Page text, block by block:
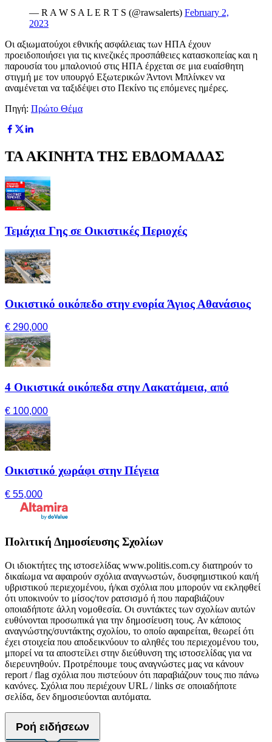
— R A W S A L E R T S (@rawsalerts) February 2,
2023
Οι αξιωματούχοι εθνικής ασφάλειας των ΗΠΑ έχουν
προειδοποιήσει για τις κινεζικές προσπάθειες κατασκοπείας και η
παρουσία του μπαλονιού στις ΗΠΑ έρχεται σε μια ευαίσθητη
στιγμή με τον υπουργό Εξωτερικών Άντονι Μπλίνκεν να
αναμένεται να ταξιδέψει στο Πεκίνο τις επόμενες ημέρες.
Πηγή: Πρώτο Θέμα
ΤΑ ΑΚΙΝΗΤΑ ΤΗΣ ΕΒΔΟΜΑΔΑΣ
Τεμάχια Γης σε Οικιστικές Περιοχές
Οικιστικό οικόπεδο στην ενορία Άγιος Αθανάσιος
€ 290,000
4 Οικιστικά οικόπεδα στην Λακατάμεια, από
€ 100,000
Οικιστικό χωράφι στην Πέγεια
€ 55,000
Πολιτική Δημοσίευσης Σχολίων
Οι ιδιοκτήτες της ιστοσελίδας www.politis.com.cy διατηρούν το
δικαίωμα να αφαιρούν σχόλια αναγνωστών, δυσφημιστικού και/ή
υβριστικού περιεχομένου, ή/και σχόλια που μπορούν να εκληφθεί
ότι υποκινούν το μίσος/τον ρατσισμό ή που παραβιάζουν
οποιαδήποτε άλλη νομοθεσία. Οι συντάκτες των σχολίων αυτών
ευθύνονται προσωπικά για την δημοσίευση τους. Αν κάποιος
αναγνώστης/συντάκτης σχολίου, το οποίο αφαιρείται, θεωρεί ότι
έχει στοιχεία που αποδεικνύουν το αληθές του περιεχομένου του,
μπορεί να τα αποστείλει στην διεύθυνση της ιστοσελίδας για να
διερευνηθούν. Προτρέπουμε τους αναγνώστες μας να κάνουν
report / flag σχόλια που πιστεύουν ότι παραβιάζουν τους πιο πάνω
κανόνες. Σχόλια που περιέχουν URL / links σε οποιαδήποτε
σελίδα, δεν δημοσιεύονται αυτόματα.
Ροή ειδήσεων